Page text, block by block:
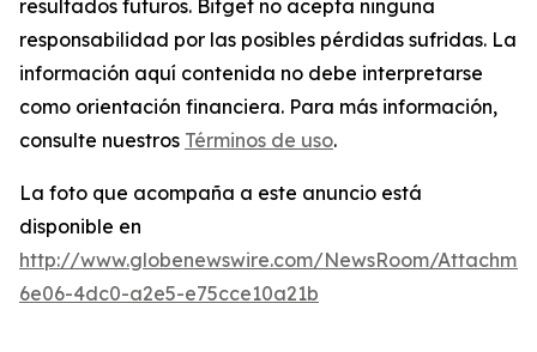
resultados futuros. Bitget no acepta ninguna
responsabilidad por las posibles pérdidas sufridas. La
información aquí contenida no debe interpretarse
como orientación financiera. Para más información,
consulte nuestros Términos de uso.
La foto que acompaña a este anuncio está
disponible en
http://www.globenewswire.com/NewsRoom/
6e06-4dc0-a2e5-e75cce10a21b